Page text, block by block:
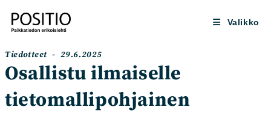
suoraan
sisältöön
Valikko
Artikkelin
kategoria:
Tiedotteet
Artikkeli
julkaistu:
29.6.2025
Osallistu ilmaiselle
tietomallipohjainen